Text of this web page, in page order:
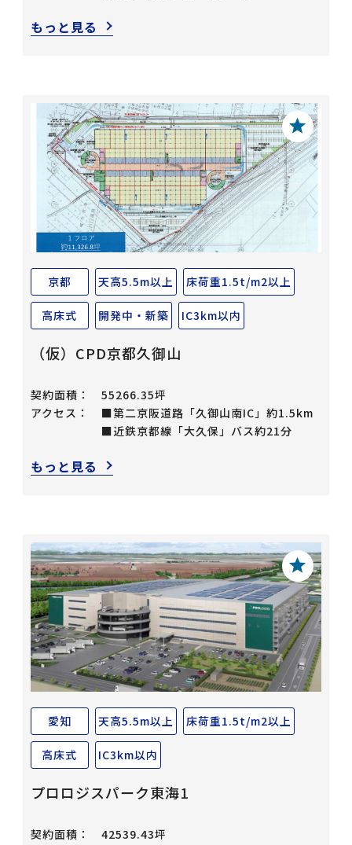
もっと見る
京都 天高5.5m以上 床荷重1.5t/m2以上
高床式 開発中・新築 IC3km以内
（仮）CPD京都久御山
契約面積：
55266.35坪
アクセス：
■第二京阪道路「久御山南IC」約1.5km
■近鉄京都線「大久保」バス約21分
もっと見る
愛知 天高5.5m以上 床荷重1.5t/m2以上
高床式 IC3km以内
プロロジスパーク東海1
契約面積：
42539.43坪